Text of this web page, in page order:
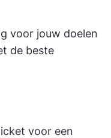
voor jouw doelen
de beste
voor een